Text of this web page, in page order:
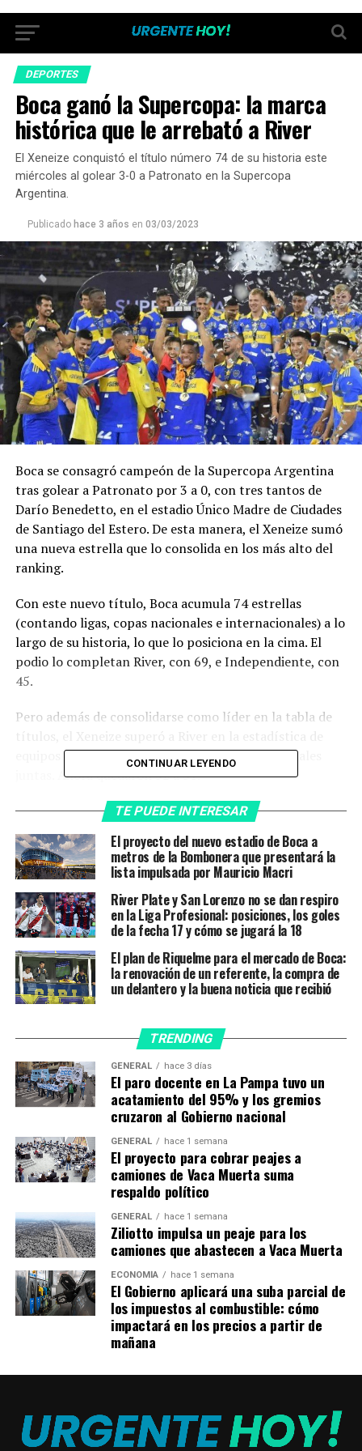
DEPORTES
Boca ganó la Supercopa: la marca
histórica que le arrebató a River
El Xeneize conquistó el título número 74 de su historia este
miércoles al golear 3-0 a Patronato en la Supercopa
Argentina.
Publicado hace 3 años en 03/03/2023
Boca se consagró campeón de la Supercopa Argentina
tras golear a Patronato por 3 a 0, con tres tantos de
Darío Benedetto, en el estadio Único Madre de Ciudades
de Santiago del Estero. De esta manera, el Xeneize sumó
una nueva estrella que lo consolida en los más alto del
ranking.
Con este nuevo título, Boca acumula 74 estrellas
(contando ligas, copas nacionales e internacionales) a lo
largo de su historia, lo que lo posiciona en la cima. El
podio lo completan River, con 69, e Independiente, con
45.
Pero además de consolidarse como líder en la tabla de
equipos argentinos con más ligas y copas nacionales
juntas. Ahora quedaron 52 a 51.
Así quedó el ranking de títulos en el fútbol
argentino tras la consagración de Boca
Boca 74 (35 ligas, 17 Copas Nacionales y 22 Copas
Internacionales)
River 69 (36 ligas, 15 Copas Nacionales y 18
Internacionales).
Independiente 45 (16 ligas, 9 Copas Nacionales y 20
Internacionales).
Racing 39 (18 ligas, 15 Copas Nacionales y 6
Alumni 22 (10 ligas, 8 Copas Nacionales y 4
Internacionales).
San Lorenzo 22 (15 ligas, 2 Copas Nacionales y 5
Internacionales).
Vélez 16 (10 ligas, 1 Copa Nacional y 5 Internacionales).
Estudiantes 14 (6 ligas, 2 Copas Nacionales y 6
Internacionales).
Huracán 13 (5 ligas y 8 Copas Nacionales).
Rosario Central 11 (4 ligas, 6 Copas Nacionales y 1
A CONTINUACIÓN
Ex unicornio argentino en problemas: su acción se
CONTINUAR LEYENDO
TE PUEDE INTERESAR
El proyecto del nuevo estadio de Boca a
metros de la Bombonera que presentará la
lista impulsada por Mauricio Macri
River Plate y San Lorenzo no se dan respiro
en la Liga Profesional: posiciones, los goles
de la fecha 17 y cómo se jugará la 18
El plan de Riquelme para el mercado de Boca:
la renovación de un referente, la compra de
un delantero y la buena noticia que recibió
TRENDING
GENERAL hace 3 días
El paro docente en La Pampa tuvo un
acatamiento del 95% y los gremios
cruzaron al Gobierno nacional
GENERAL hace 1 semana
El proyecto para cobrar peajes a
camiones de Vaca Muerta suma
respaldo político
GENERAL hace 1 semana
Ziliotto impulsa un peaje para los
camiones que abastecen a Vaca Muerta
ECONOMÍA hace 1 semana
El Gobierno aplicará una suba parcial de
los impuestos al combustible: cómo
impactará en los precios a partir de
mañana